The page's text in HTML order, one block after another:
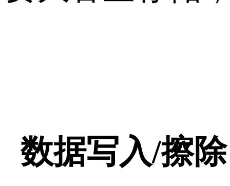
数据写入/擦除